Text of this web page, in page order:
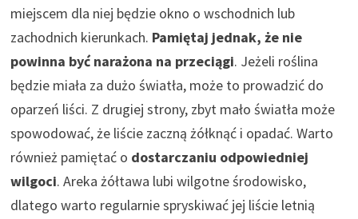
miejscem dla niej będzie okno o wschodnich lub
zachodnich kierunkach. Pamiętaj jednak, że nie
powinna być narażona na przeciągi. Jeżeli roślina
będzie miała za dużo światła, może to prowadzić do
oparzeń liści. Z drugiej strony, zbyt mało światła może
spowodować, że liście zaczną żółknąć i opadać. Warto
również pamiętać o dostarczaniu odpowiedniej
wilgoci. Areka żółtawa lubi wilgotne środowisko,
dlatego warto regularnie spryskiwać jej liście letnią